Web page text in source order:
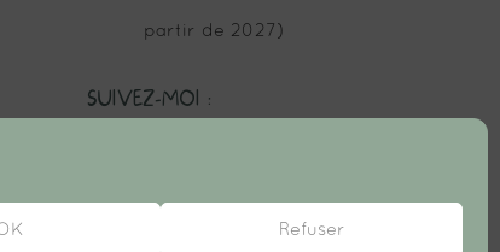
Refuser
partir de 2027)
SUIVEZ-MOI :